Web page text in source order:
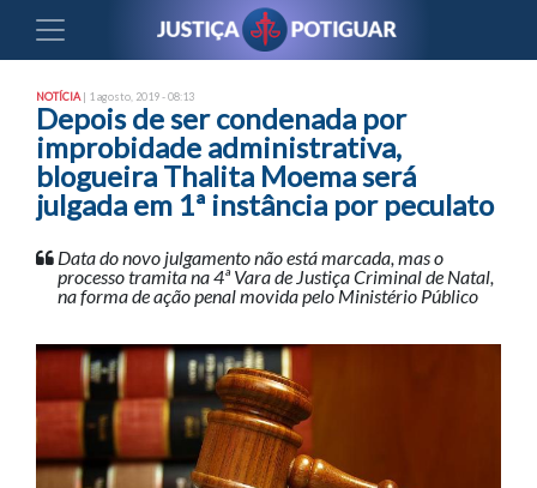
NOTÍCIA | 1 agosto, 2019 - 08:13
Depois de ser condenada por
improbidade administrativa,
blogueira Thalita Moema será
julgada em 1ª instância por peculato
Data do novo julgamento não está marcada, mas o
processo tramita na 4ª Vara de Justiça Criminal de Natal,
na forma de ação penal movida pelo Ministério Público